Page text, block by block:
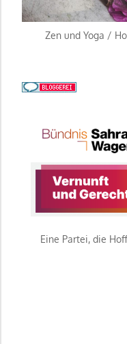
Zen und Yoga /
Eine Partei, die